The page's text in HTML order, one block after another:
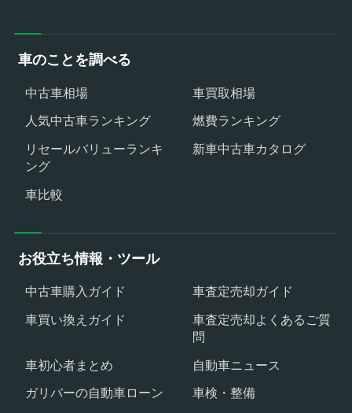
車のことを調べる
中古車相場
車買取相場
人気中古車ランキング
燃費ランキング
リセールバリューランキ
ング
新車中古車カタログ
車比較
お役立ち情報・ツール
中古車購入ガイド
車査定売却ガイド
車買い換えガイド
車査定売却よくあるご質
問
車初心者まとめ
自動車ニュース
ガリバーの自動車ローン
車検・整備